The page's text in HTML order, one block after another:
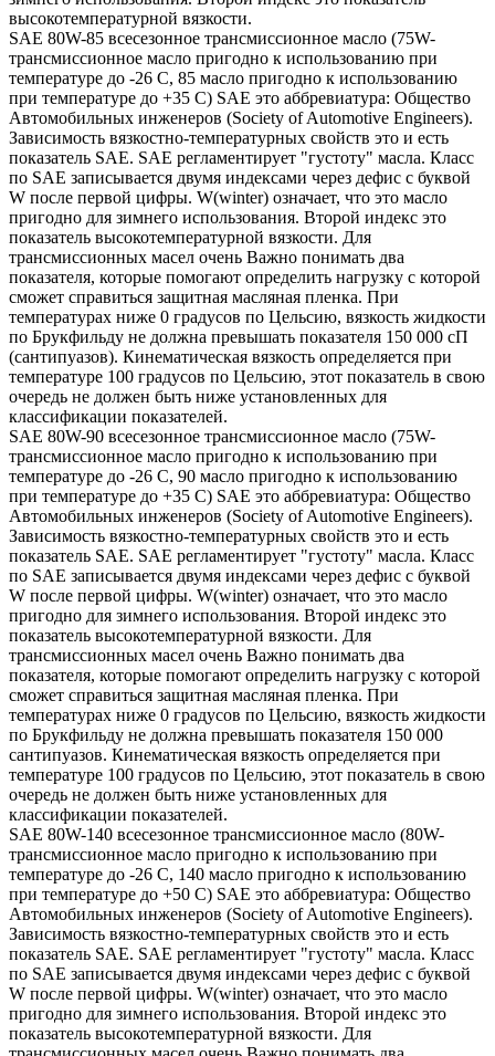
высокотемпературной вязкости.
SAE 80W-85 всесезонное трансмиссионное масло (75W-
трансмиссионное масло пригодно к использованию при
температуре до -26 С, 85 масло пригодно к использованию
при температуре до +35 С) SAE это аббревиатура: Общество
Автомобильных инженеров (Society of Automotive Engineers).
Зависимость вязкостно-температурных свойств это и есть
показатель SAE. SAE регламентирует "густоту" масла. Класс
по SAE записывается двумя индексами через дефис с буквой
W после первой цифры. W(winter) означает, что это масло
пригодно для зимнего использования. Второй индекс это
показатель высокотемпературной вязкости. Для
трансмиссионных масел очень Важно понимать два
показателя, которые помогают определить нагрузку с которой
сможет справиться защитная масляная пленка. При
температурах ниже 0 градусов по Цельсию, вязкость жидкости
по Брукфильду не должна превышать показателя 150 000 сП
(сантипуазов). Кинематическая вязкость определяется при
температуре 100 градусов по Цельсию, этот показатель в свою
очередь не должен быть ниже установленных для
классификации показателей.
SAE 80W-90 всесезонное трансмиссионное масло (75W-
трансмиссионное масло пригодно к использованию при
температуре до -26 С, 90 масло пригодно к использованию
при температуре до +35 С) SAE это аббревиатура: Общество
Автомобильных инженеров (Society of Automotive Engineers).
Зависимость вязкостно-температурных свойств это и есть
показатель SAE. SAE регламентирует "густоту" масла. Класс
по SAE записывается двумя индексами через дефис с буквой
W после первой цифры. W(winter) означает, что это масло
пригодно для зимнего использования. Второй индекс это
показатель высокотемпературной вязкости. Для
трансмиссионных масел очень Важно понимать два
показателя, которые помогают определить нагрузку с которой
сможет справиться защитная масляная пленка. При
температурах ниже 0 градусов по Цельсию, вязкость жидкости
по Брукфильду не должна превышать показателя 150 000
сантипуазов. Кинематическая вязкость определяется при
температуре 100 градусов по Цельсию, этот показатель в свою
очередь не должен быть ниже установленных для
классификации показателей.
SAE 80W-140 всесезонное трансмиссионное масло (80W-
трансмиссионное масло пригодно к использованию при
температуре до -26 С, 140 масло пригодно к использованию
при температуре до +50 С) SAE это аббревиатура: Общество
Автомобильных инженеров (Society of Automotive Engineers).
Зависимость вязкостно-температурных свойств это и есть
показатель SAE. SAE регламентирует "густоту" масла. Класс
по SAE записывается двумя индексами через дефис с буквой
W после первой цифры. W(winter) означает, что это масло
пригодно для зимнего использования. Второй индекс это
показатель высокотемпературной вязкости. Для